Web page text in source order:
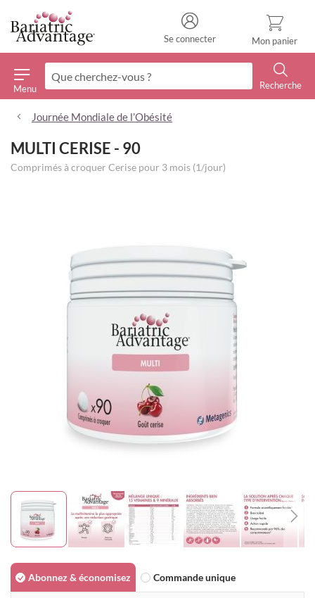
Menu
Recherche
Mon panier
Se connecter
Journée Mondiale de l’Obésité
MULTI CERISE - 90
Comprimés à croquer Cerise pour 3 mois (1/jour)
to
the
Abonnez & économisez Commande unique